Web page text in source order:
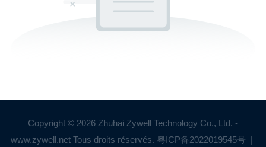
Copyright © 2026 Zhuhai Zywell Technology Co., Ltd. -
www.zywell.net Tous droits réservés. 粤ICP备2022019545号 |